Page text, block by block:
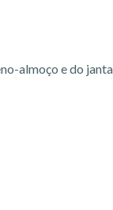
almoço e do